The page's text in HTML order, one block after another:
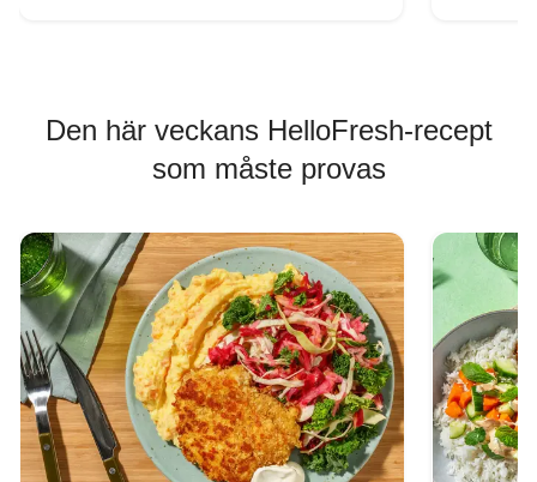
Den här veckans HelloFresh-recept
som måste provas